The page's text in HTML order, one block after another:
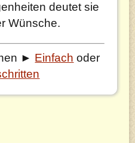
deutet sie
Wünsche.
► Einfach oder